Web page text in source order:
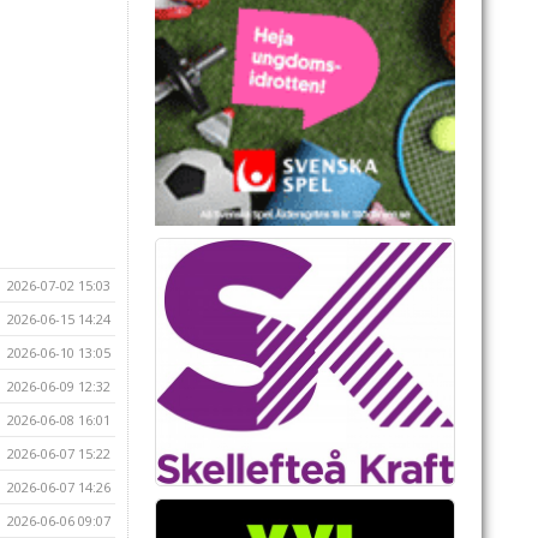
2026-07-02 15:03
2026-06-15 14:24
2026-06-10 13:05
2026-06-09 12:32
2026-06-08 16:01
2026-06-07 15:22
2026-06-07 14:26
2026-06-06 09:07